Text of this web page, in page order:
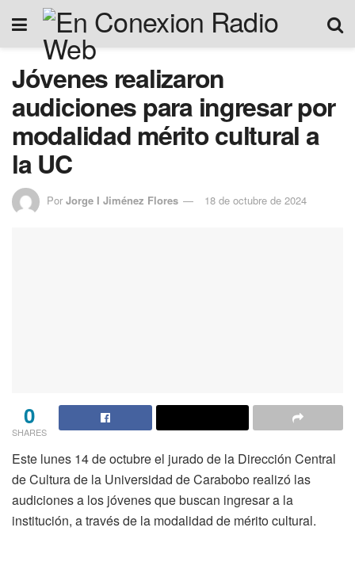
Jóvenes realizaron
audiciones para ingresar por
modalidad mérito cultural a
la UC
Por Jorge I Jiménez Flores 18 de octubre de 2024
0
SHARES
Este lunes 14 de octubre el jurado de la Dirección Central
de Cultura de la Universidad de Carabobo realizó las
audiciones a los jóvenes que buscan ingresar a la
institución, a través de la modalidad de mérito cultural.